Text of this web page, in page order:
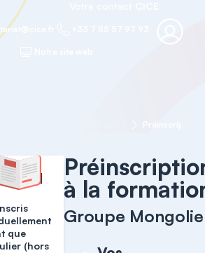
profil
que
(hors
à la
Groupe Mongolie